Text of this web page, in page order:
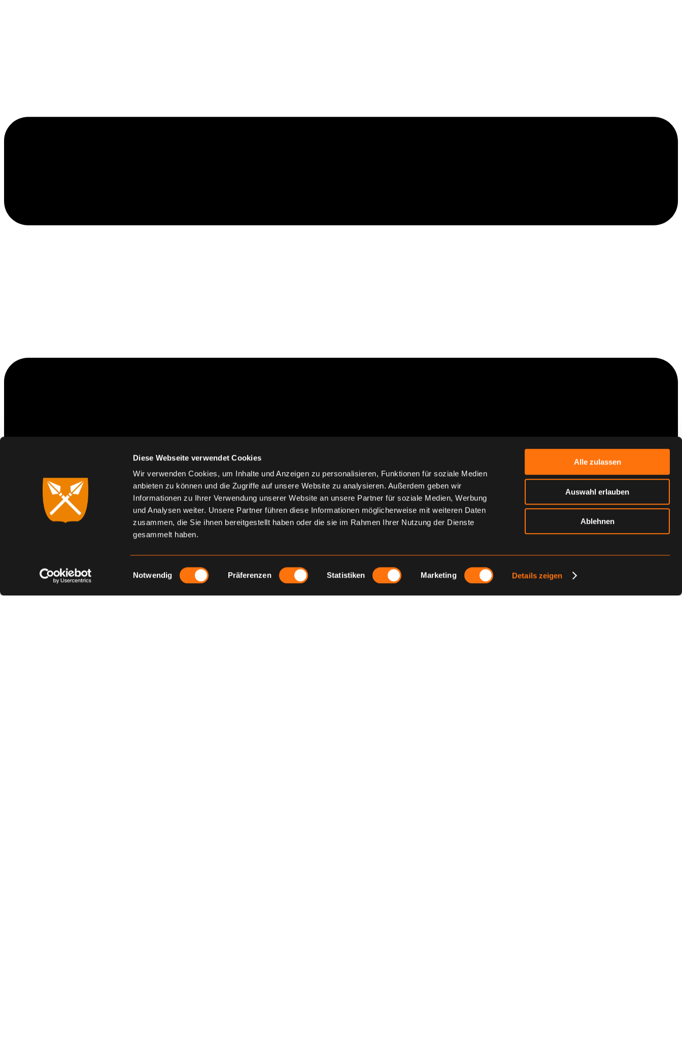
Diese Webseite verwendet Cookies
Wir verwenden Cookies, um Inhalte und Anzeigen zu personalisieren, Funktionen für soziale Medien
anbieten zu können und die Zugriffe auf unsere Website zu analysieren. Außerdem geben wir
Informationen zu Ihrer Verwendung unserer Website an unsere Partner für soziale Medien, Werbung
und Analysen weiter. Unsere Partner führen diese Informationen möglicherweise mit weiteren Daten
zusammen, die Sie ihnen bereitgestellt haben oder die sie im Rahmen Ihrer Nutzung der Dienste
gesammelt haben.
Einwilligungsauswahl
Notwendig Präferenzen Statistiken Marketing Details zeigen
Alle zulassen
Auswahl erlauben
Ablehnen